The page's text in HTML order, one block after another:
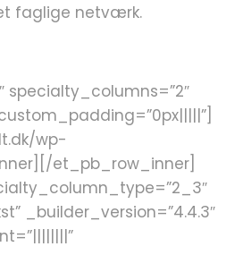
faglige netværk.
specialty_columns=”2″
wp-
et_pb_row_inner]
_builder_version=”4.4.3″